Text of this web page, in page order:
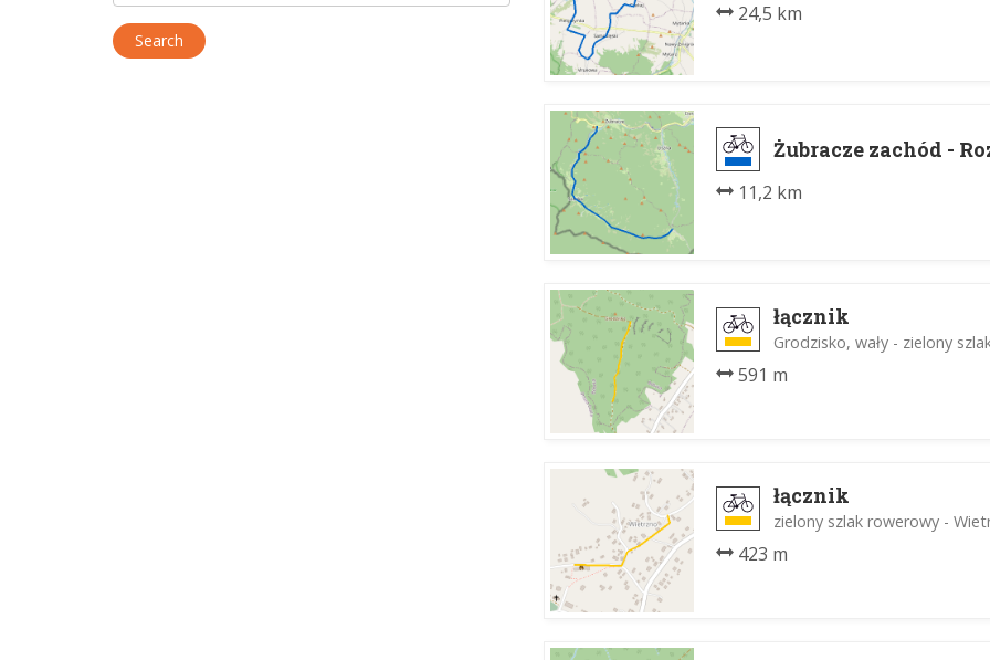
24,5 km
Żubracze zachód -
11,2 km
łącznik
Grodzisko, wały - zielony
591 m
łącznik
zielony szlak rowerowy -
423 m